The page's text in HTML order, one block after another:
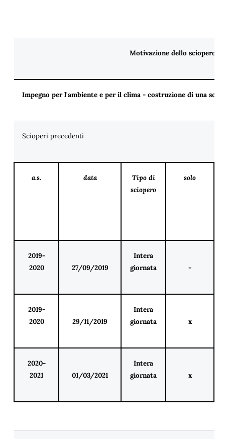
Motivazione dello sciopero
Impegno per l'ambiente e per il clima - costruzione di una
Scioperi precedenti
a.s. data
Tipo di
sciopero
solo
2019-
2020
27/09/2019
Intera
giornata
-
2019-
2020
29/11/2019
Intera
giornata
x
2020-
2021
01/03/2021
Intera
giornata
x